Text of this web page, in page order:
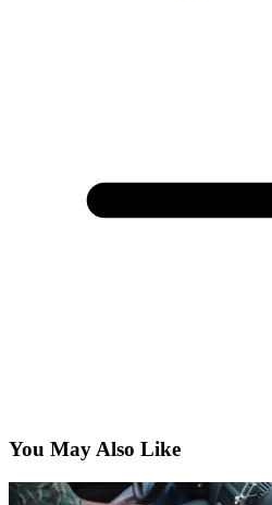
You May Also Like